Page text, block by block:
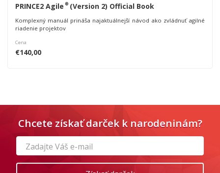
PRINCE2 Agile ®(Version 2) Official Book
Komplexný manuál prináša najaktuálnejší návod ako zvládnuť agilné
riadenie projektov
Cena
€140,00
Chcete získať darček k narodeninám?
If